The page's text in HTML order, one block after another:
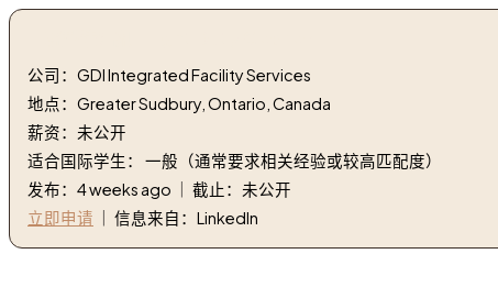
公司：GDI Integrated Facility Services
地点：Greater Sudbury, Ontario, Canada
薪资：未公开
适合国际学生： 一般（通常要求相关经验或较高匹配度）
发布：4 weeks ago ｜ 截止：未公开
立即申请 ｜ 信息来自：LinkedIn